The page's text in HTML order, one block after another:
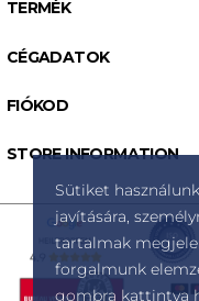
Sütiket
javítására,
tartalmak
forgalmunk
gombra kattintva
TERMÉK
CÉGADATOK
FIÓKOD
STORE INFORMATION